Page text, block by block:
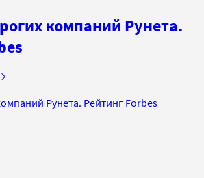
компаний Рунета.
Рунета. Рейтинг Forbes